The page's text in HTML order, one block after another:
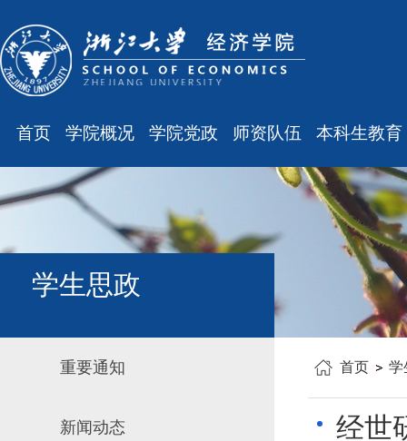
首页 学院概况
学院简介
现任领导
组织结构
学科设置
学院党政
会议通知
会议纪要
工会之声
师资队伍
最新消息
职称晋升
人事培训
博士后管理
本科生教育
最新消息
规章制度
课表、校历
主修专业确认
学籍管理
教学与教务
毕业论文
科研训练
实习实践
学生思政
重要通知
新闻动态
首页 学
经世